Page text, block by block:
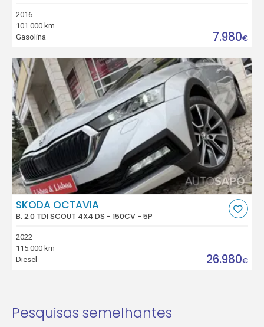
2016
101.000 km
Gasolina
7.980€
SKODA OCTAVIA
B. 2.0 TDI SCOUT 4X4 DS - 150CV - 5P
2022
115.000 km
Diesel
26.980€
Pesquisas semelhantes